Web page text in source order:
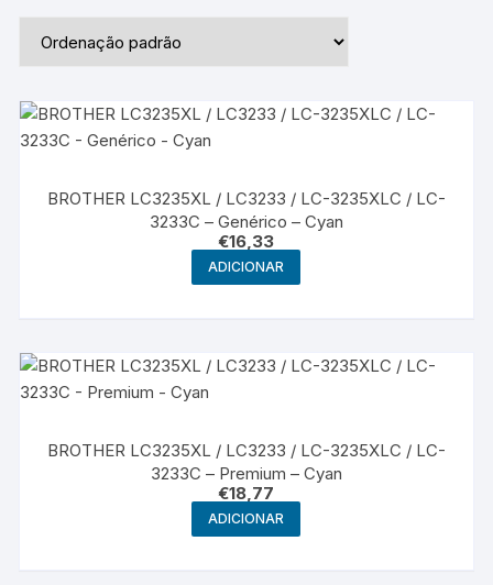
BROTHER LC3235XL / LC3233 / LC-3235XLC / LC-
3233C – Genérico – Cyan
€16,33
ADICIONAR
BROTHER LC3235XL / LC3233 / LC-3235XLC / LC-
3233C – Premium – Cyan
€18,77
ADICIONAR